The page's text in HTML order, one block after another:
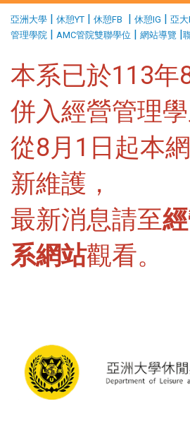
亞洲大學 | 休憩YT | 休憩FB | 休憩IG | 亞大
管理學院 | AMC管院雙聯學位 | 網站導覽 |
本系已於113年
併入經營管理學
從8月1日起本
新維護，
最新消息請至
系網站觀看。